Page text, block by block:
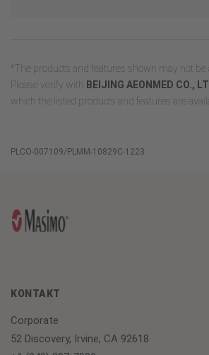
*The products and features shown may not be
Please verify with BEIJING AEONMED CO.,
which the listed products and features are
PLCO-007109/PLMM-10829C-1223
KONTAKT
Corporate
52 Discovery, Irvine, CA 92618